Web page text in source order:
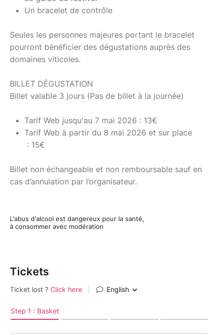
Un bracelet de contrôle
Seules les personnes majeures portant le bracelet
pourront bénéficier des dégustations auprès des
domaines viticoles.
BILLET DÉGUSTATION
Billet valable 3 jours (Pas de billet à la journée)
Tarif Web jusqu'au 7 mai 2026 : 13€
Tarif Web à partir du 8 mai 2026 et sur place
: 15€
Billet non échangeable et non remboursable sauf en
cas d’annulation par l’organisateur.
L'abus d'alcool est dangereux pour la santé,
à consommer avec modération
Tickets